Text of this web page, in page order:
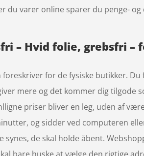
du varer online sparer du penge-
– Hvid folie, grebsfri
for de fysiske butikker. Du
mere og det kommer dig tilgode
priser bliver en leg, uden af
og sidder ved computeren
de skal holde åbent.